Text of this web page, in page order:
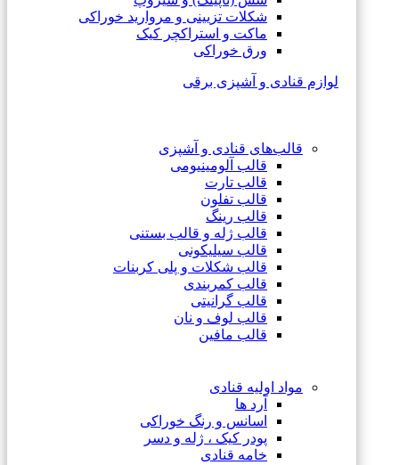
شکلات تزیینی و مروارید خوراکی
ماکت و استراکچر کیک
ورق خوراکی
لوازم قنادی و آشپزی برقی
قالب‌های قنادی و آشپزی
قالب آلومینیومی
قالب تارت
قالب تفلون
قالب رینگ
قالب ژله و قالب بستنی
قالب سیلیکونی
قالب شکلات و پلی کربنات
قالب کمربندی
قالب گرانیتی
قالب لوف و نان
قالب مافین
مواد اولیه قنادی
آرد ها
اسانس و رنگ خوراکی
پودر کیک ، ژله و دسر
خامه قنادی